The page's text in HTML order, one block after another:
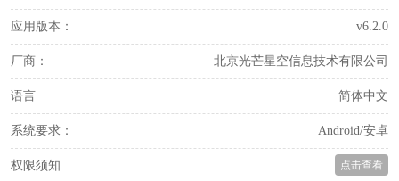
应用版本： v6.2.0
厂商： 北京光芒星空信息技术有限公司
语言 简体中文
系统要求： Android/安卓
权限须知 点击查看